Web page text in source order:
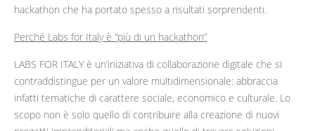
hackathon che ha portato spesso a risultati sorprendenti.
Perché Labs for Italy è “più di un hackathon”
LABS FOR ITALY è un’iniziativa di collaborazione digitale che si
contraddistingue per un valore multidimensionale: abbraccia
infatti tematiche di carattere sociale, economico e culturale. Lo
scopo non è solo quello di contribuire alla creazione di nuovi